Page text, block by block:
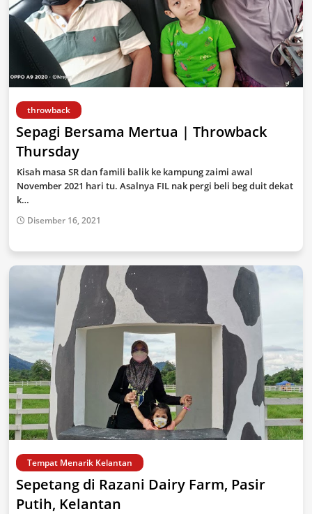
throwback
Sepagi Bersama Mertua | Throwback
Thursday
Kisah masa SR dan famili balik ke kampung zaimi awal
November 2021 hari tu. Asalnya FIL nak pergi beli beg duit dekat
k…
Disember 16, 2021
Tempat Menarik Kelantan
Sepetang di Razani Dairy Farm, Pasir
Putih, Kelantan